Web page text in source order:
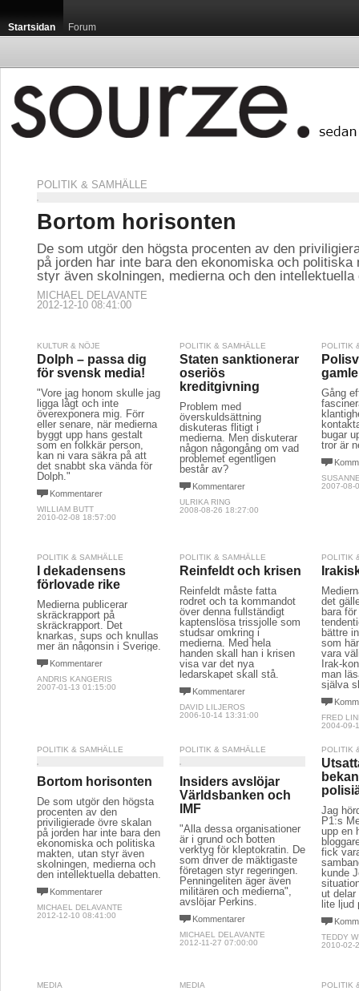
Startsidan Forum
POLITIK & SAMHÄLLE
Bortom horisonten
De som utgör den högsta procenten av den
på jorden har inte bara den ekonomiska och politiska
styr även skolningen, medierna och den intellektuella
MICHAEL DELAVANTE
2012-12-10 08:41:00
KULTUR & NÖJE
Dolph – passa dig
för svensk media!
"Vore jag honom skulle jag
ligga lågt och inte
överexponera mig. Förr
eller senare, när medierna
byggt upp hans gestalt
som en folkkär person,
kan ni vara säkra på att
det snabbt ska vända för
Dolph."
Kommentarer
WILLIAM BUTT
2010-02-08 18:57:00
POLITIK & SAMHÄLLE
Staten sanktionerar
oseriös
kreditgivning
Problem med
överskuldsättning
diskuteras flitigt i
medierna. Men diskuterar
någon någongång om vad
problemet egentligen
består av?
Kommentarer
ULRIKA RING
2008-08-26 18:27:00
POLITIK
Gång
bugar
tror är
2007-08-
POLITIK & SAMHÄLLE
I dekadensens
förlovade rike
Medierna publicerar
skräckrapport på
skräckrapport. Det
knarkas, sups och knullas
mer än någonsin i Sverige.
Kommentarer
ANDRIS KANGERIS
2007-01-13 01:15:00
POLITIK & SAMHÄLLE
Reinfeldt och krisen
Reinfeldt måste fatta
rodret och ta kommandot
över denna fullständigt
kaptenslösa trissjolle som
studsar omkring i
medierna. Med hela
handen skall han i krisen
visa var det nya
ledarskapet skall stå.
Kommentarer
DAVID LILJEROS
2006-10-14 13:31:00
POLITIK
det
bara
bättre
som
vara
Irak-
man
själva
FRED
2004-09-
POLITIK & SAMHÄLLE
Bortom horisonten
De som utgör den högsta
procenten av den
priviligierade övre skalan
på jorden har inte bara den
ekonomiska och politiska
makten, utan styr även
skolningen, medierna och
den intellektuella debatten.
Kommentarer
MICHAEL DELAVANTE
2012-12-10 08:41:00
POLITIK & SAMHÄLLE
Insiders avslöjar
Världsbanken och
IMF
"Alla dessa organisationer
är i grund och botten
verktyg för kleptokratin. De
som driver de mäktigaste
företagen styr regeringen.
Penningeliten äger även
militären och medierna",
avslöjar Perkins.
Kommentarer
MICHAEL DELAVANTE
2012-11-27 07:00:00
POLITIK
Jag
P1:s
upp en
fick
kunde
ut
lite ljud
TEDDY
2010-02-
MEDIA MEDIA POLITIK